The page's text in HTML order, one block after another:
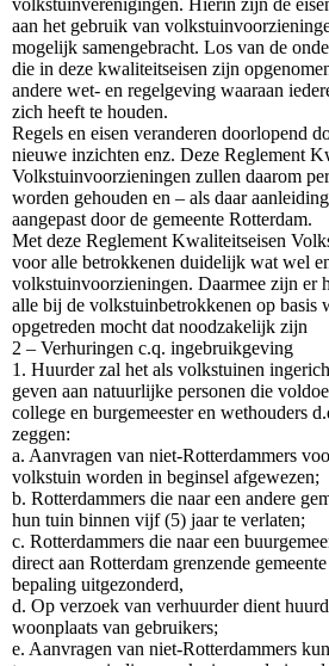
volkstuinverenigingen. Hierin zijn de
aan het gebruik van
mogelijk samengebracht. Los van de
die in deze kwaliteitseisen zijn
andere wet- en regelgeving waaraan
zich heeft te houden.
Regels en eisen veranderen doorlopend
nieuwe inzichten enz. Deze Reglement
Volkstuinvoorzieningen zullen daarom
worden gehouden en – als daar
aangepast door de gemeente Rotterdam.
Met deze Reglement Kwaliteitseisen
voor alle betrokkenen duidelijk wat wel
volkstuinvoorzieningen. Daarmee zijn er
alle bij de volkstuinbetrokkenen op basis
opgetreden mocht dat noodzakelijk zijn
2 – Verhuringen c.q. ingebruikgeving
1. Huurder zal het als volkstuinen
geven aan natuurlijke personen die
college en burgemeester en wethouders
zeggen:
a. Aanvragen van niet-Rotterdammers
volkstuin worden in beginsel afgewezen;
b. Rotterdammers die naar een andere
hun tuin binnen vijf (5) jaar te verlaten;
c. Rotterdammers die naar een
direct aan Rotterdam grenzende
bepaling uitgezonderd,
d. Op verzoek van verhuurder dient
woonplaats van gebruikers;
e. Aanvragen van niet-Rotterdammers